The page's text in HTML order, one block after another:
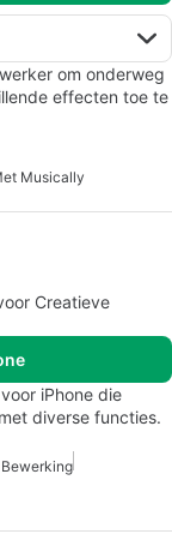
om onderweg
effecten toe te
Musically
Creatieve
iPhone die
diverse functies.